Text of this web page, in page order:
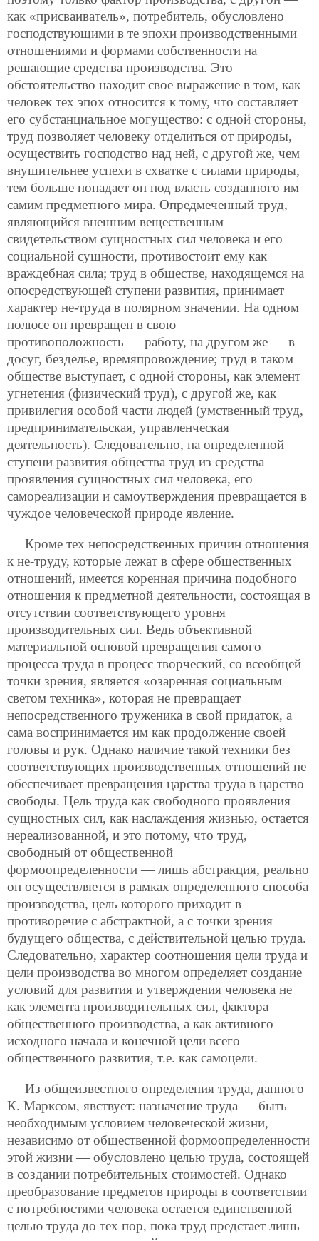
как «присваиватель», потребитель, обусловлено
господствующими в те эпохи производственными
отношениями и формами собственности на
решающие средства производства. Это
обстоятельство находит свое выражение в том, как
человек тех эпох относится к тому, что составляет
его субстанциальное могущество: с одной стороны,
труд позволяет человеку отделиться от природы,
осуществить господство над ней, с другой же, чем
внушительнее успехи в схватке с силами природы,
тем больше попадает он под власть созданного им
самим предметного мира. Опредмеченный труд,
являющийся внешним вещественным
свидетельством сущностных сил человека и его
социальной сущности, противостоит ему как
враждебная сила; труд в обществе, находящемся на
опосредствующей ступени развития, принимает
характер не-труда в полярном значении. На одном
полюсе он превращен в свою
противоположность — работу, на другом же — в
досуг, безделье, времяпровождение; труд в таком
обществе выступает, с одной стороны, как элемент
угнетения (физический труд), с другой же, как
привилегия особой части людей (умственный труд,
предпринимательская, управленческая
деятельность). Следовательно, на определенной
ступени развития общества труд из средства
проявления сущностных сил человека, его
самореализации и самоутверждения превращается в
чуждое человеческой природе явление.
Кроме тех непосредственных причин отношения
к не-труду, которые лежат в сфере общественных
отношений, имеется коренная причина подобного
отношения к предметной деятельности, состоящая в
отсутствии соответствующего уровня
производительных сил. Ведь объективной
материальной основой превращения самого
процесса труда в процесс творческий, со всеобщей
точки зрения, является «озаренная социальным
светом техника», которая не превращает
непосредственного труженика в свой придаток, а
сама воспринимается им как продолжение своей
головы и рук. Однако наличие такой техники без
соответствующих производственных отношений не
обеспечивает превращения царства труда в царство
свободы. Цель труда как свободного проявления
сущностных сил, как наслаждения жизнью, остается
нереализованной, и это потому, что труд,
свободный от общественной
формоопределенности — лишь абстракция, реально
он осуществляется в рамках определенного способа
производства, цель которого приходит в
противоречие с абстрактной, а с точки зрения
будущего общества, с действительной целью труда.
Следовательно, характер соотношения цели труда и
цели производства во многом определяет создание
условий для развития и утверждения человека не
как элемента производительных сил, фактора
общественного производства, а как активного
исходного начала и конечной цели всего
общественного развития, т.е. как самоцели.
Из общеизвестного определения труда, данного
К. Марксом, явствует: назначение труда — быть
необходимым условием человеческой жизни,
независимо от общественной формоопределенности
этой жизни — обусловлено целью труда, состоящей
в создании потребительных стоимостей. Однако
преобразование предметов природы в соответствии
с потребностями человека остается единственной
целью труда до тех пор, пока труд предстает лишь